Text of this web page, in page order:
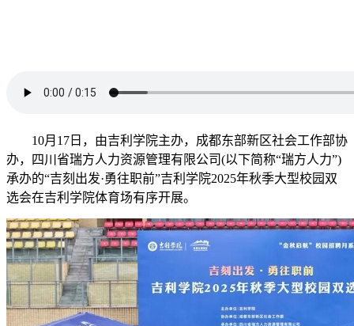
10月17日，由吉利学院主办，成都东部新区社会工作部协
办，四川省瑞方人力资源管理有限公司(以下简称“瑞方人力”)
承办的“吉刻出发·勇往职前”吉利学院2025年秋季大型校园双
选会在吉利学院体育场有序开展。